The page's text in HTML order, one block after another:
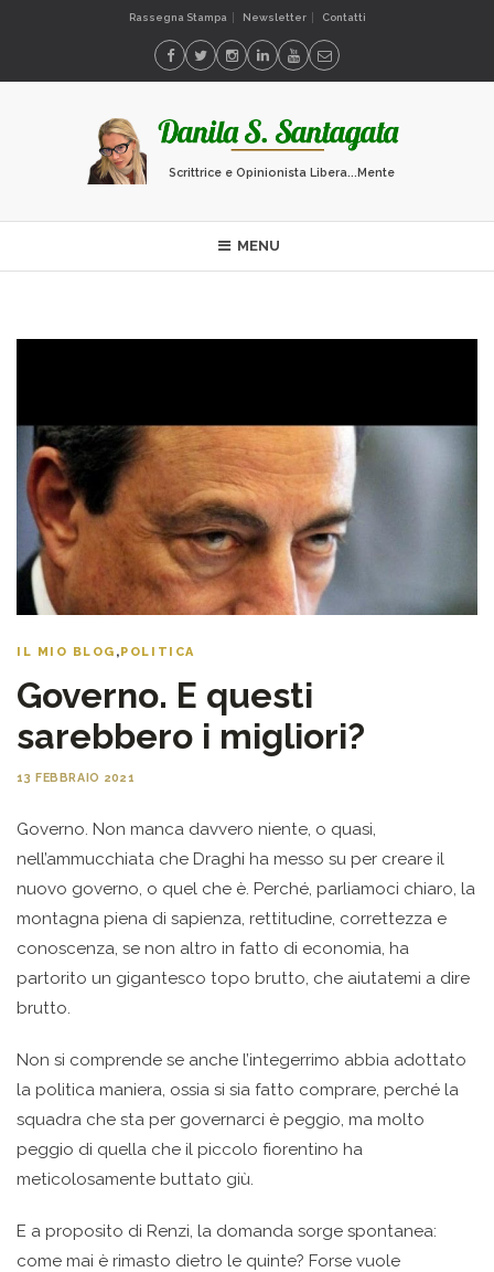
Rassegna Stampa Newsletter Contatti
Scrittrice e Opinionista Libera...Mente
MENU
IL MIO BLOG ,POLITICA
Governo. E questi
sarebbero i migliori?
13 FEBBRAIO 2021
Governo. Non manca davvero niente, o quasi,
nell’ammucchiata che Draghi ha messo su per creare il
nuovo governo, o quel che è. Perché, parliamoci chiaro, la
montagna piena di sapienza, rettitudine, correttezza e
conoscenza, se non altro in fatto di economia, ha
partorito un gigantesco topo brutto, che aiutatemi a dire
brutto.
Non si comprende se anche l’integerrimo abbia adottato
la politica maniera, ossia si sia fatto comprare, perché la
squadra che sta per governarci è peggio, ma molto
peggio di quella che il piccolo fiorentino ha
meticolosamente buttato giù.
E a proposito di Renzi, la domanda sorge spontanea:
come mai è rimasto dietro le quinte? Forse vuole